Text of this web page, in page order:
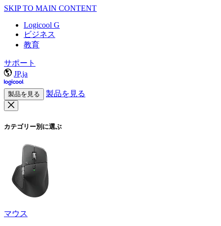
SKIP TO MAIN CONTENT
Logicool G
ビジネス
教育
サポート
JP,ja
製品を見る 製品を見る
カテゴリー別に選ぶ
マウス